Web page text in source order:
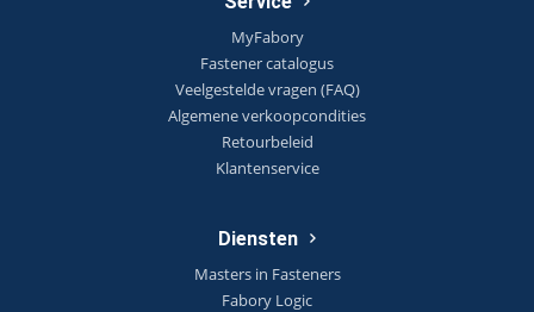
MyFabory
Fastener catalogus
Veelgestelde vragen (FAQ)
Algemene verkoopcondities
Retourbeleid
Klantenservice
Diensten
Masters in Fasteners
Fabory Logic